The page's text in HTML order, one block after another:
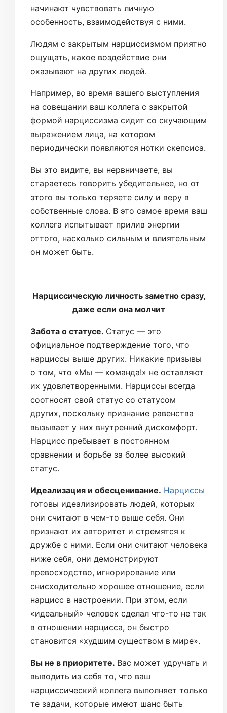
начинают чувствовать личную
особенность, взаимодействуя с ними.
Людям с закрытым нарциссизмом приятно
ощущать, какое воздействие они
оказывают на других людей.
Например, во время вашего выступления
на совещании ваш коллега с закрытой
формой нарциссизма сидит со скучающим
выражением лица, на котором
периодически появляются нотки скепсиса.
Вы это видите, вы нервничаете, вы
стараетесь говорить убедительнее, но от
этого вы только теряете силу и веру в
собственные слова. В это самое время ваш
коллега испытывает прилив энергии
оттого, насколько сильным и влиятельным
он может быть.
Нарциссическую личность заметно сразу,
даже если она молчит
Забота о статусе. Статус — это
официальное подтверждение того, что
нарциссы выше других. Никакие призывы
о том, что «Мы — команда!» не оставляют
их удовлетворенными. Нарциссы всегда
соотносят свой статус со статусом
других, поскольку признание равенства
вызывает у них внутренний дискомфорт.
Нарцисс пребывает в постоянном
сравнении и борьбе за более высокий
статус.
Идеализация и обесценивание. Нарциссы
готовы идеализировать людей, которых
они считают в чем-то выше себя. Они
признают их авторитет и стремятся к
дружбе с ними. Если они считают человека
ниже себя, они демонстрируют
превосходство, игнорирование или
снисходительно хорошее отношение, если
нарцисс в настроении. При этом, если
«идеальный» человек сделал что-то не так
в отношении нарцисса, он быстро
становится «худшим существом в мире».
Вы не в приоритете. Вас может удручать и
выводить из себя то, что ваш
нарциссический коллега выполняет только
те задачи, которые имеют шанс быть